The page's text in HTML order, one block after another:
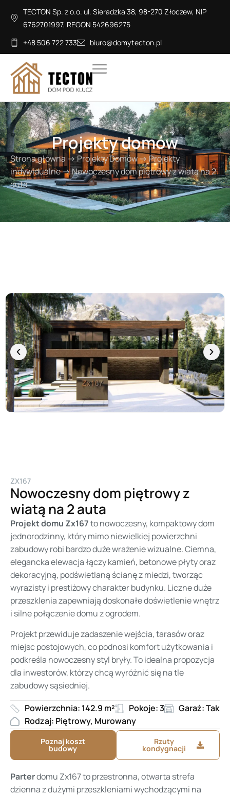
TECTON Sp. z o.o. ul. Sieradzka 38, 98-270 Złoczew, NIP
6762701997, REGON 542696275
+48 506 722 733
biuro@domytecton.pl
Projekty domów
Strona główna →Projekty Domów→Projekty
indywidualne→Nowoczesny dom piętrowy z wiatą na 2
auta
ZX167
Nowoczesny dom piętrowy z
wiatą na 2 auta
Projekt domu Zx167to nowoczesny, kompaktowy dom
jednorodzinny, który mimo niewielkiej powierzchni
zabudowy robi bardzo duże wrażenie wizualne. Ciemna,
elegancka elewacja łączy kamień, betonowe płyty oraz
dekoracyjną, podświetlaną ścianę z miedzi, tworząc
wyrazisty i prestiżowy charakter budynku. Liczne duże
przeszklenia zapewniają doskonałe doświetlenie wnętrz
i silne połączenie domu z ogrodem.
Projekt przewiduje zadaszenie wejścia, tarasów oraz
miejsc postojowych, co podnosi komfort użytkowania i
podkreśla nowoczesny styl bryły. To idealna propozycja
dla inwestorów, którzy chcą wyróżnić się na tle
zabudowy sąsiedniej.
Powierzchnia: 142.9 m² Pokoje: 3
Garaż: Tak
Rodzaj: Piętrowy, Murowany
Poznaj koszt
budowy
Rzuty
kondygnacji
Parterdomu Zx167 to przestronna, otwarta strefa
dzienna z dużymi przeszkleniami wychodzącymi na